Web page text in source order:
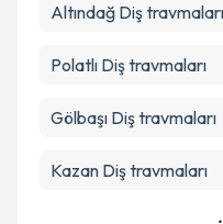
Altındağ Diş travmaları
Polatlı Diş travmaları
Gölbaşı Diş travmaları
Kazan Diş travmaları